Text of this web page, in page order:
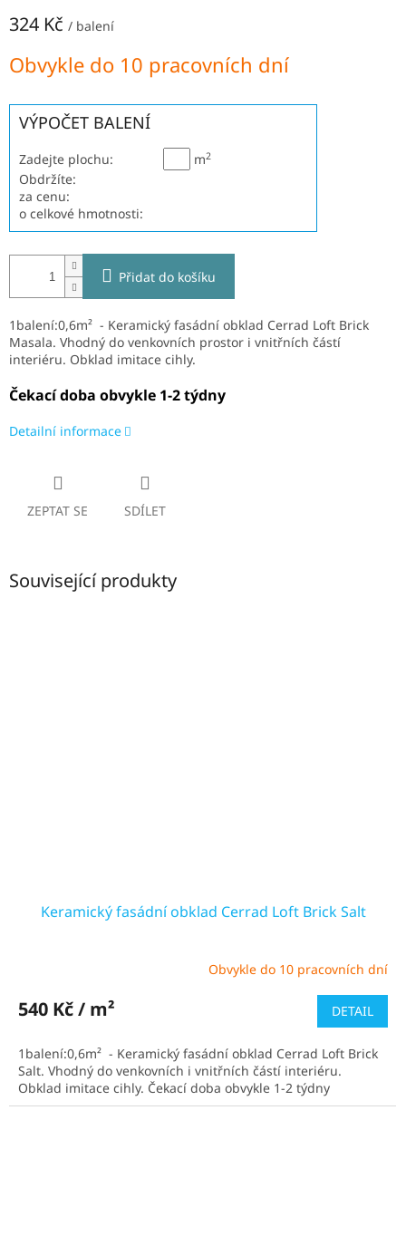
324 Kč / balení
cena:
Obvykle do 10 pracovních dní
VÝPOČET BALENÍ
Zadejte plochu: m2
Obdržíte:
za cenu:
o celkové hmotnosti:
Přidat do košíku
1balení:0,6m² - Keramický fasádní obklad Cerrad Loft Brick
Masala. Vhodný do venkovních prostor i vnitřních částí
interiéru. Obklad imitace cihly.
Čekací doba obvykle 1-2 týdny
Detailní informace
ZEPTAT SE SDÍLET
Související produkty
Keramický fasádní obklad Cerrad Loft Brick Salt
produktu
z
5
hvězdiček.
Obvykle do 10 pracovních dní
540 Kč / m² DETAIL
1balení:0,6m² - Keramický fasádní obklad Cerrad Loft Brick
Salt. Vhodný do venkovních i vnitřních částí interiéru.
Obklad imitace cihly. Čekací doba obvykle 1-2 týdny